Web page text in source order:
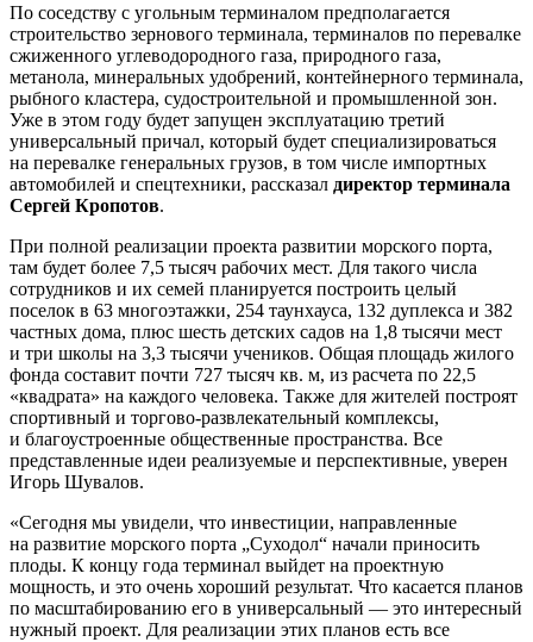
По соседству с угольным терминалом предполагается
строительство зернового терминала, терминалов по перевалке
сжиженного углеводородного газа, природного газа,
метанола, минеральных удобрений, контейнерного терминала,
рыбного кластера, судостроительной и промышленной зон.
Уже в этом году будет запущен эксплуатацию третий
универсальный причал, который будет специализироваться
на перевалке генеральных грузов, в том числе импортных
автомобилей и спецтехники, рассказал директор терминала
Сергей Кропотов.
При полной реализации проекта развитии морского порта,
там будет более 7,5 тысяч рабочих мест. Для такого числа
сотрудников и их семей планируется построить целый
поселок в 63 многоэтажки, 254 таунхауса, 132 дуплекса и 382
частных дома, плюс шесть детских садов на 1,8 тысячи мест
и три школы на 3,3 тысячи учеников. Общая площадь жилого
фонда составит почти 727 тысяч кв. м, из расчета по 22,5
«квадрата» на каждого человека. Также для жителей построят
спортивный и торгово-развлекательный комплексы,
и благоустроенные общественные пространства. Все
представленные идеи реализуемые и перспективные, уверен
Игорь Шувалов.
«Сегодня мы увидели, что инвестиции, направленные
на развитие морского порта „Суходол“ начали приносить
плоды. К концу года терминал выйдет на проектную
мощность, и это очень хороший результат. Что касается планов
по масштабированию его в универсальный — это интересный
нужный проект. Для реализации этих планов есть все